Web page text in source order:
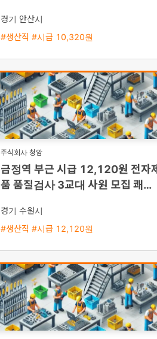
경기 안산시
#생산직 #시급 10,320원
주식회사 청암
금정역 부근 시급 12,120원 전자제
품 품질검사 3교대 사원 모집 쾌적
경기 수원시
#생산직 #시급 12,120원